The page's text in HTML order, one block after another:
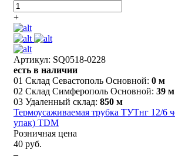
+
Артикул: SQ0518-0228
есть в наличии
01 Склад Севастополь Основной: 0 м
02 Склад Симферополь Основной: 39 м
03 Удаленный склад: 850 м
Термоусаживаемая трубка ТУТнг 12/6
упак) TDM
Розничная цена
40 руб.
–